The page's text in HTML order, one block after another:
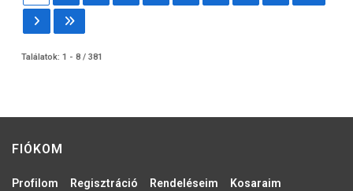
Találatok: 1 - 8 / 381
FIÓKOM
Profilom Regisztráció Rendeléseim
Kosaraim